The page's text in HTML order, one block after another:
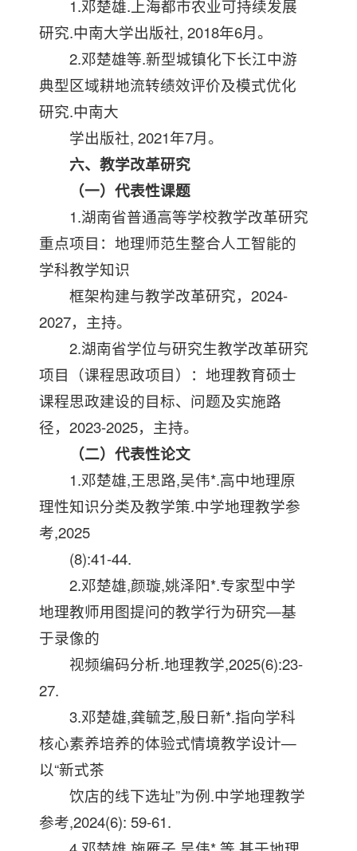
1.邓楚雄.上海都市农业可持续发展
研究.中南大学出版社, 2018年6月。
2.邓楚雄等.新型城镇化下长江中游
典型区域耕地流转绩效评价及模式优化
研究.中南大
学出版社, 2021年7月。
六、教学改革研究
（一）代表性课题
1.湖南省普通高等学校教学改革研究
重点项目：地理师范生整合人工智能的
学科教学知识
框架构建与教学改革研究，2024-
2027，主持。
2.湖南省学位与研究生教学改革研究
项目（课程思政项目）：地理教育硕士
课程思政建设的目标、问题及实施路
径，2023-2025，主持。
（二）代表性论文
1.邓楚雄,王思路,吴伟*.高中地理原
理性知识分类及教学策.中学地理教学参
考,2025
(8):41-44.
2.邓楚雄,颜璇,姚泽阳*.专家型中学
地理教师用图提问的教学行为研究—基
于录像的
视频编码分析.地理教学,2025(6):23-
27.
3.邓楚雄,龚毓芝,殷日新*.指向学科
核心素养培养的体验式情境教学设计—
以“新式茶
饮店的线下选址”为例.中学地理教学
参考,2024(6): 59-61.